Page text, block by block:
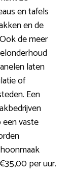
en tafels
en de
de meer
laten
of
Een
vaste
per uur.